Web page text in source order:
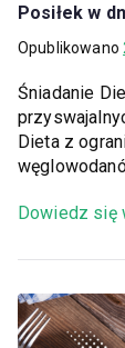
Posiłek w
Opublikowano
Śniadanie
Dieta z
Dowiedz się